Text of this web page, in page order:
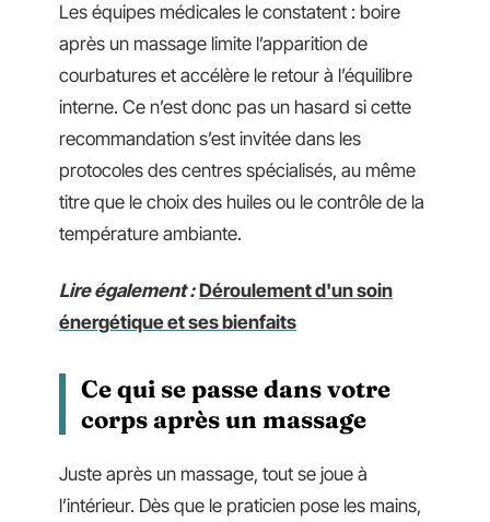
Les équipes médicales le constatent : boire
après un massage limite l’apparition de
courbatures et accélère le retour à l’équilibre
interne. Ce n’est donc pas un hasard si cette
recommandation s’est invitée dans les
protocoles des centres spécialisés, au même
titre que le choix des huiles ou le contrôle de la
température ambiante.
Lire également : Déroulement d'un soin
énergétique et ses bienfaits
Ce qui se passe dans votre
corps après un massage
Juste après un massage, tout se joue à
l’intérieur. Dès que le praticien pose les mains,